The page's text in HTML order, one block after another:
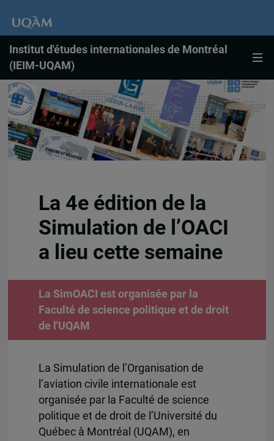
Institut d'études internationales de Montréal
(IEIM-UQAM)
La 4e édition de la
Simulation de l’OACI
a lieu cette semaine
La SimOACI est organisée par la
Faculté de science politique et de droit
de l'UQAM
La Simulation de l’Organisation de
l’aviation civile internationale est
organisée par la Faculté de science
politique et de droit de l’Université du
Québec à Montréal (UQAM), en